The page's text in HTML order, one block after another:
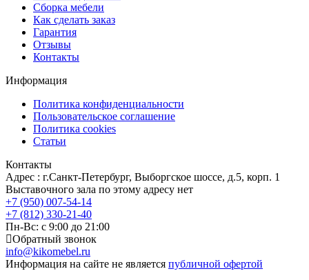
Сборка мебели
Как сделать заказ
Гарантия
Отзывы
Контакты
Информация
Политика конфиденциальности
Пользовательское соглашение
Политика cookies
Статьи
Контакты
Адрес : г.Санкт-Петербург, Выборгское шоссе, д.5, корп. 1
Выставочного зала по этому адресу нет
+7 (950) 007-54-14
+7 (812) 330-21-40
Пн-Вс: с 9:00 до 21:00
Обратный звонок
info@kikomebel.ru
Информация на сайте не является публичной офертой